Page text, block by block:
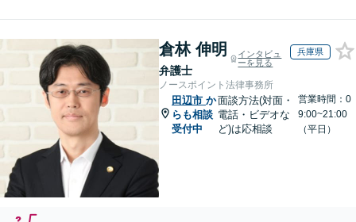
倉林 伸明
弁護士
インタビュ
ーを見る
兵庫県
ノースポイント法律事務所
田辺市 か
らも相談
受付中
面談方法(対面・
電話・ビデオな
ど)は応相談
営業時間：0
9:00~21:00
（平日）